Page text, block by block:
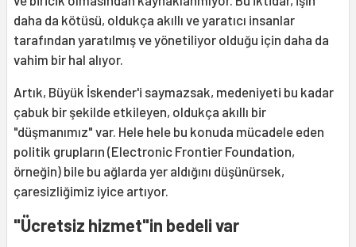
daha da kötüsü, oldukça akıllı ve yaratıcı insanlar
tarafından yaratılmış ve yönetiliyor olduğu için daha da
vahim bir hal alıyor.
Artık, Büyük İskender'i saymazsak, medeniyeti bu kadar
çabuk bir şekilde etkileyen, oldukça akıllı bir
"düşmanımız" var. Hele hele bu konuda mücadele eden
politik grupların (Electronic Frontier Foundation,
örneğin) bile bu ağlarda yer aldığını düşünürsek,
çaresizliğimiz iyice artıyor.
"Ücretsiz hizmet"in bedeli var